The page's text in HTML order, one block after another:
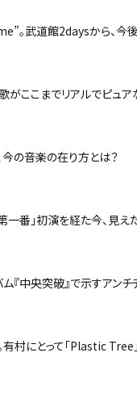
。武道館2daysから、今
がここまでリアルでピュ
の音楽の在り方とは？
番」――初演を経た今、見え
『中央突破』で示すアンチ
村にとって「Plastic Tree